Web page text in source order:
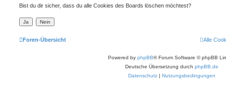
Bist du dir sicher, dass du alle Cookies des Boards löschen möchtest?
Foren-Übersicht Alle
Powered by phpBB® Forum Software © phpBB
Deutsche Übersetzung durch phpBB.de
Datenschutz | Nutzungsbedingungen